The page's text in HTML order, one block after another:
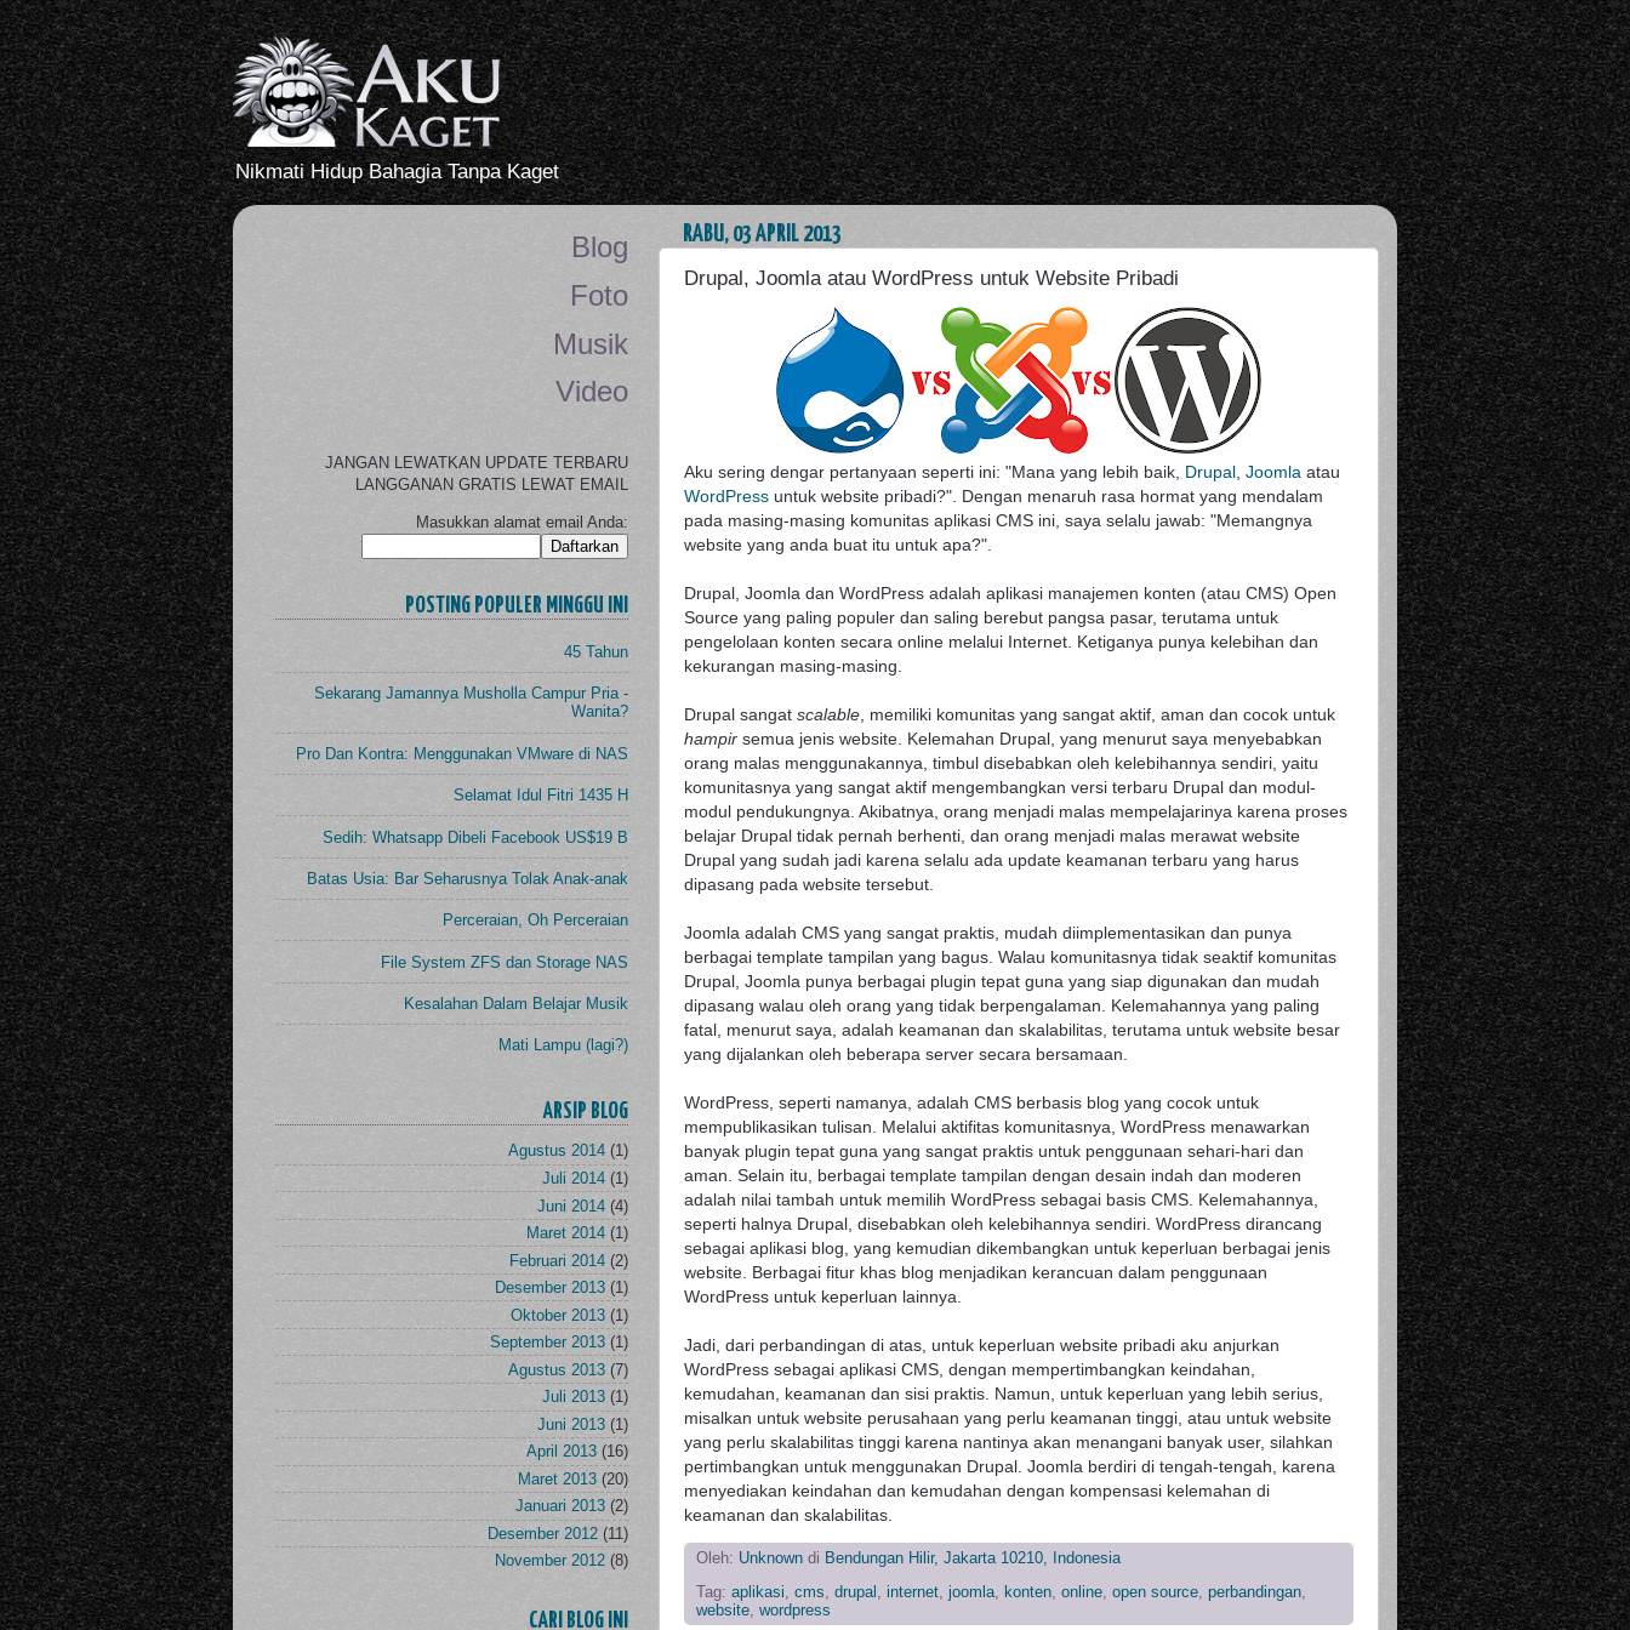
Nikmati Hidup Bahagia Tanpa Kaget
RABU, 03 APRIL 2013
Drupal, Joomla atau WordPress untuk Website Pribadi
Aku sering dengar pertanyaan seperti ini: "Mana yang lebih baik, Drupal Joomla atau
WordPress untuk website pribadi?". Dengan menaruh rasa hormat yang mendalam
pada masing-masing komunitas aplikasi CMS ini, saya selalu jawab: "Memangnya
website yang anda buat itu untuk apa?".
Drupal, Joomla dan WordPress adalah aplikasi manajemen konten (atau CMS) Open
Source yang paling populer dan saling berebut pangsa pasar, terutama untuk
pengelolaan konten secara online melalui Internet. Ketiganya punya kelebihan dan
kekurangan masing-masing.
Drupal sangat scalable , memiliki komunitas yang sangat aktif, aman dan cocok untuk
hampir semua jenis website. Kelemahan Drupal, yang menurut saya menyebabkan
orang malas menggunakannya, timbul disebabkan oleh kelebihannya sendiri, yaitu
komunitasnya yang sangat aktif mengembangkan versi terbaru Drupal dan modul-
modul pendukungnya. Akibatnya, orang menjadi malas mempelajarinya karena proses
belajar Drupal tidak pernah berhenti, dan orang menjadi malas merawat website
Drupal yang sudah jadi karena selalu ada update keamanan terbaru yang harus
dipasang pada website tersebut.
Joomla adalah CMS yang sangat praktis, mudah diimplementasikan dan punya
berbagai template tampilan yang bagus. Walau komunitasnya tidak seaktif komunitas
Drupal, Joomla punya berbagai plugin tepat guna yang siap digunakan dan mudah
dipasang walau oleh orang yang tidak berpengalaman. Kelemahannya yang paling
fatal, menurut saya, adalah keamanan dan skalabilitas, terutama untuk website besar
yang dijalankan oleh beberapa server secara bersamaan.
WordPress, seperti namanya, adalah CMS berbasis blog yang cocok untuk
mempublikasikan tulisan. Melalui aktifitas komunitasnya, WordPress menawarkan
banyak plugin tepat guna yang sangat praktis untuk penggunaan sehari-hari dan
aman. Selain itu, berbagai template tampilan dengan desain indah dan moderen
adalah nilai tambah untuk memilih WordPress sebagai basis CMS. Kelemahannya,
seperti halnya Drupal, disebabkan oleh kelebihannya sendiri. WordPress dirancang
sebagai aplikasi blog, yang kemudian dikembangkan untuk keperluan berbagai jenis
website. Berbagai fitur khas blog menjadikan kerancuan dalam penggunaan
WordPress untuk keperluan lainnya.
Jadi, dari perbandingan di atas, untuk keperluan website pribadi aku anjurkan
WordPress sebagai aplikasi CMS, dengan mempertimbangkan keindahan,
kemudahan, keamanan dan sisi praktis. Namun, untuk keperluan yang lebih serius,
misalkan untuk website perusahaan yang perlu keamanan tinggi, atau untuk website
yang perlu skalabilitas tinggi karena nantinya akan menangani banyak user, silahkan
pertimbangkan untuk menggunakan Drupal. Joomla berdiri di tengah-tengah, karena
menyediakan keindahan dan kemudahan dengan kompensasi kelemahan di
keamanan dan skalabilitas.
Oleh: Unknown di Bendungan Hilir, Jakarta 10210, Indonesia
Tag: aplikasi, cms, drupal , internet, joomla, konten, online, open source, perbandingan,
website, wordpress
Blog
Foto
Musik
Video
JANGAN LEWATKAN UPDATE TERBARU
LANGGANAN GRATIS LEWAT EMAIL
Masukkan alamat email Anda:
POSTING POPULER MINGGU INI
45 Tahun
Sekarang Jamannya Musholla Campur Pria -
Wanita?
Pro Dan Kontra: Menggunakan VMware di NAS
Selamat Idul Fitri 1435 H
Sedih: Whatsapp Dibeli Facebook US$19 B
Batas Usia: Bar Seharusnya Tolak Anak-anak
Perceraian, Oh Perceraian
File System ZFS dan Storage NAS
Kesalahan Dalam Belajar Musik
Mati Lampu (lagi?)
ARSIP BLOG
Agustus 2014 (1)
Juli 2014 (1)
Juni 2014 (4)
Maret 2014 (1)
Februari 2014 (2)
Desember 2013 (1)
Oktober 2013 (1)
September 2013 (1)
Agustus 2013 (7)
Juli 2013 (1)
Juni 2013 (1)
April 2013 (16)
Maret 2013 (20)
Januari 2013 (2)
Desember 2012 (11)
November 2012 (8)
CARI BLOG INI